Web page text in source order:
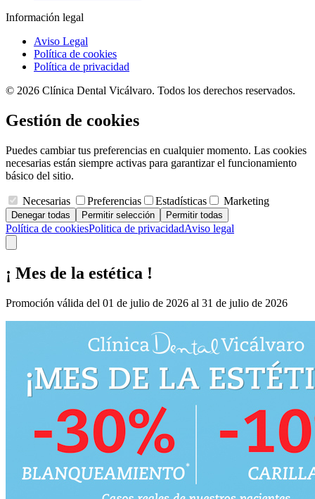
Información legal
Aviso Legal
Política de cookies
Política de privacidad
© 2026 Clínica Dental Vicálvaro. Todos los derechos reservados.
Gestión de cookies
Puedes cambiar tus preferencias en cualquier momento. Las cookies
necesarias están siempre activas para garantizar el funcionamiento
básico del sitio.
Necesarias Preferencias Estadísticas Marketing
Denegar todas Permitir selección Permitir todas
Política de cookiesPolitica de privacidadAviso legal
¡ Mes de la estética !
Promoción válida del 01 de julio de 2026 al 31 de julio de 2026